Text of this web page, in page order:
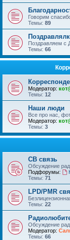
Говорим
Темы: 89
Поздравляем с
Темы: 66
Модератор:
Темы: 12
Наши люди
Все про нас,
Модератор:
Темы: 3
СВ связь
Обсуждение
Подфорумы:
Темы: 71
LPD/PMR
Темы: 22
Обсуждение
Модератор:
Темы: 66